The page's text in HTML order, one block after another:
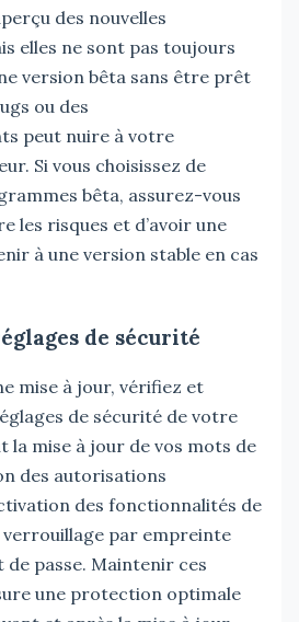
des nouvelles
elles ne sont pas toujours
version bêta sans être prêt
ou des
peut nuire à votre
Si vous choisissez de
bêta, assurez-vous
les risques et d’avoir une
à une version stable en cas
de sécurité
mise à jour, vérifiez et
de sécurité de votre
la mise à jour de vos mots de
des autorisations
des fonctionnalités de
par empreinte
passe. Maintenir ces
une protection optimale